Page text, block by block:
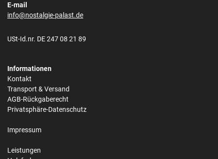
E-mail
info@nostalgie-palast.de
USt-Id.nr. DE 247 08 21 89
Informationen
Kontakt
Transport & Versand
AGB-Rückgaberecht
Privatsphäre-Datenschutz
Impressum
Leistungen